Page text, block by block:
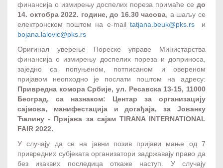
финансија о измирењу доспелих пореза примаће се до
14. октобра 2022. године, до 16.30 часова , а шаљу се
електронском поштом на e-mail tatjana.beuk@pks.rsи
bojana.lalovic@pks.rs
Оригинал уверење Пореске управе Министарства
финансија о измирењу доспелих пореза и доприноса,
заједно са попуњеном, потписаном и овереном
пријавом неопходно је послати поштом на адресу:
Привредна комора Србије, ул. Ресавска 13-15, 11000
Београд, са назнаком: Центар за организацију
сајмова, манифестација и догађаја, за Јованку
Ћалину - Пријава за сајам TIRANA INTERNATIONAL
FAIR 2022.
У случају да се на јавни позив пријави мање од 7
привредних субјеката организатори задржавају право да
без икаквих последица откаже наступ. У случају